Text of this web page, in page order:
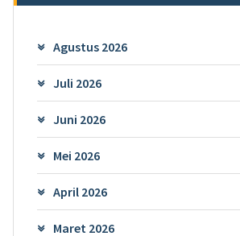
Agustus 2026
Juli 2026
Juni 2026
Mei 2026
April 2026
Maret 2026